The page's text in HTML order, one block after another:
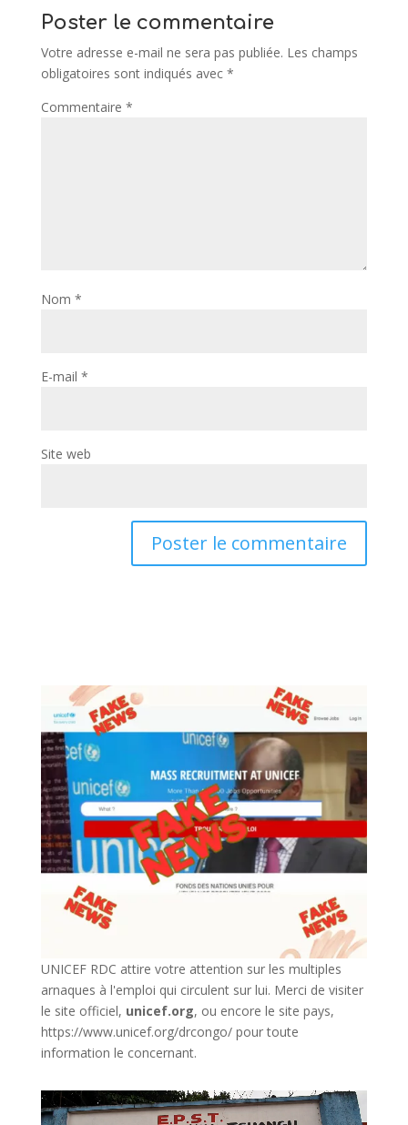
Poster le commentaire
Votre adresse e-mail ne sera pas publiée. Les champs
obligatoires sont indiqués avec *
Commentaire *
Nom *
E-mail *
Site web
UNICEF RDC attire votre attention sur les multiples
arnaques à l'emploi qui circulent sur lui. Merci de visiter
le site officiel, unicef.org, ou encore le site pays,
https://www.unicef.org/drcongo/pour toute
information le concernant.